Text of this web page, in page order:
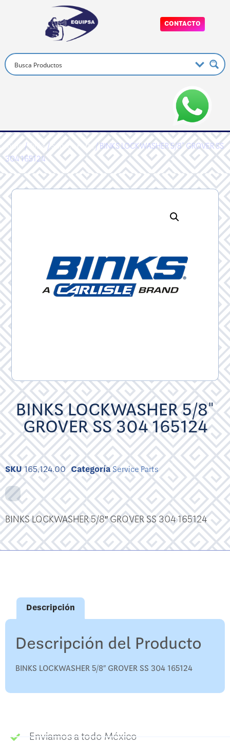
CONTACTO
Inicio/Binks/Service Parts/ BINKS LOCKWASHER 5/8" GROVER SS
304 165124
BINKS LOCKWASHER 5/8"
GROVER SS 304 165124
SKU165,124.00 CategoríaService Parts
BINKS LOCKWASHER 5/8″ GROVER SS 304 165124
Descripción
Descripción del Producto
BINKS LOCKWASHER 5/8″ GROVER SS 304 165124
Enviamos a todo México